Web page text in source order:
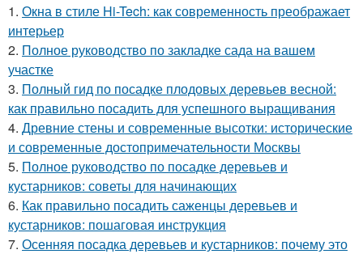
1. Окна в стиле Hi-Tech: как современность преображает
интерьер
2. Полное руководство по закладке сада на вашем
участке
3. Полный гид по посадке плодовых деревьев весной:
как правильно посадить для успешного выращивания
4. Древние стены и современные высотки: исторические
и современные достопримечательности Москвы
5. Полное руководство по посадке деревьев и
кустарников: советы для начинающих
6. Как правильно посадить саженцы деревьев и
кустарников: пошаговая инструкция
7. Осенняя посадка деревьев и кустарников: почему это